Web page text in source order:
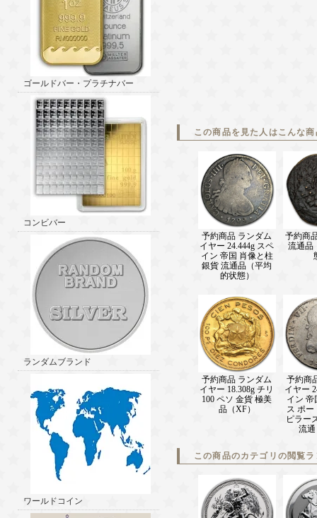
ゴールドバー・プラチナバー
コンビバー
ランダムブランド
ワールドコイン
この商品を見た人はこんな
予約商品 ランダム
イヤー 24.444g スペ
イン 帝国 肖像と柱
銀貨 流通品（平均
的状態）
予約商
流通品
予約商品 ランダム
イヤー 18.308g チリ
100 ペソ 金貨 極美
品（XF）
予約商
イヤー
イン 帝
ス ポ
ピラー
流
この商品のカテゴリの閲覧